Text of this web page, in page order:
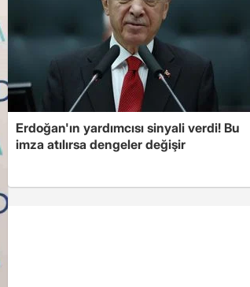
Erdoğan'ın yardımcısı sinyali verdi! Bu
imza atılırsa dengeler değişir